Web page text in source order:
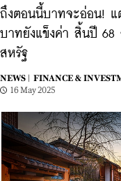
ถึงตอนนี้บาทจะอ่อน! แ
บาทยังแข็งค่า สิ้นปี
สหรัฐ
NEWS |
FINANCE &
16 May 2025